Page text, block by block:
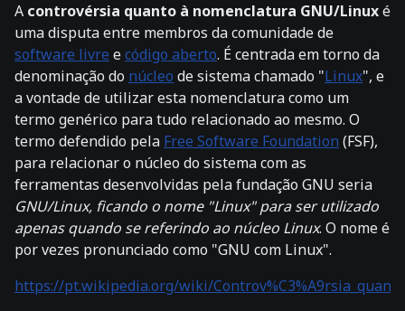
A controvérsia quanto à nomenclatura GNU/Linuxé
uma disputa entre membros da comunidade de
software livre ecódigo aberto. É centrada em torno da
denominação do núcleo de sistema chamado "Linux", e
a vontade de utilizar esta nomenclatura como um
termo genérico para tudo relacionado ao mesmo. O
termo defendido pela Free Software Foundation (FSF),
para relacionar o núcleo do sistema com as
ferramentas desenvolvidas pela fundação GNU seria
GNU/Linux, ficando o nome "Linux" para ser utilizado
apenas quando se referindo ao núcleo Linux. O nome é
por vezes pronunciado como "GNU com Linux".
https://pt.wikipedia.org/wiki/